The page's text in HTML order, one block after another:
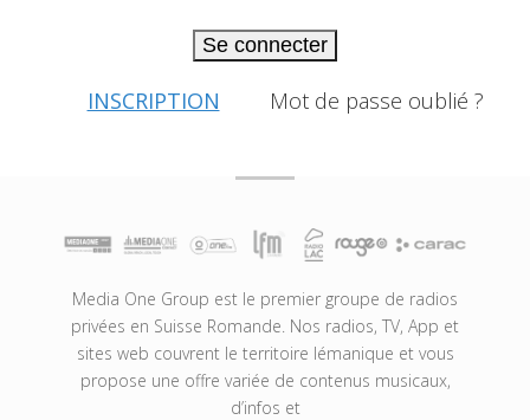
Se connecter
INSCRIPTION Mot de passe oublié ?
Media One Group est le premier groupe de radios
privées en Suisse Romande. Nos radios, TV, App et
sites web couvrent le territoire lémanique et vous
propose une offre variée de contenus musicaux,
d’infos et